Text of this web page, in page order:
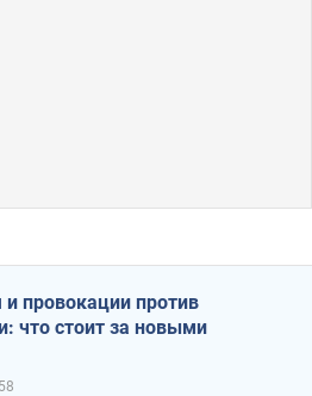
провокации против
что стоит за новыми